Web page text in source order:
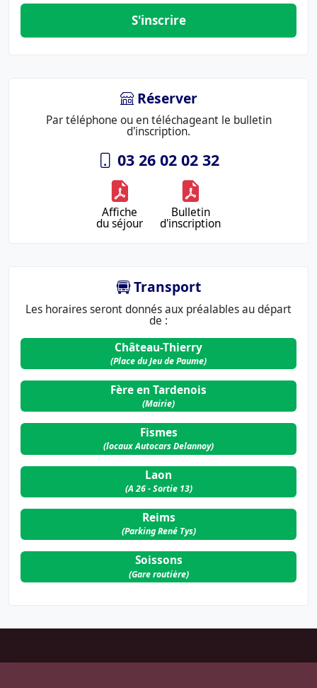
S'inscrire
Réserver
Par téléphone ou en téléchageant le bulletin
d'inscription.
03 26 02 02 32
Affiche
du séjour
Bulletin
d'inscription
Transport
Les horaires seront donnés aux préalables au départ
de :
Château-Thierry
(Place du Jeu de Paume)
Fère en Tardenois
(Mairie)
Fismes
(locaux Autocars Delannoy)
Laon
(A 26 - Sortie 13)
Reims
(Parking René Tys)
Soissons
(Gare routière)
de